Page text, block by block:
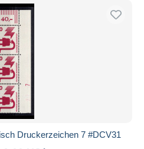
Druckerzeichen 7 #DCV31